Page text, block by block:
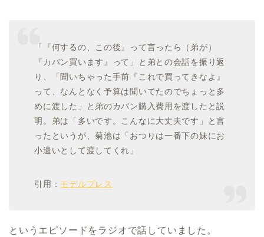
「『何するの、この後』って言ったら（弟が）
『カバン買います』って」と弟との会話を振り返
り、「聞いちゃった手前『これで買ってきなよ』
って、なんとなく予算は聞いてたのでちょっと多
めに渡した」と弟のカバン購入費用を渡したと説
明。弟は「多いです。こんなに大丈夫です」と言
ったというが、菊池は「おつりは一番下の妹にお
小遣いとして渡してくれ」
引用： モデルプレス
というエピソードをラジオで話していました。